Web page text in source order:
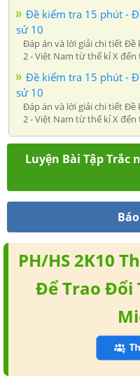
Đề kiểm tra 15 phút -
sử 10
Đáp án và lời giải chi tiết Đề
2 - Việt Nam từ thế kỉ X đến
Đề kiểm tra 15 phút -
sử 10
Đáp án và lời giải chi tiết Đề
2 - Việt Nam từ thế kỉ X đến
Luyện Bài Tập Trắc
PH/HS 2K10
Để Trao Đổi